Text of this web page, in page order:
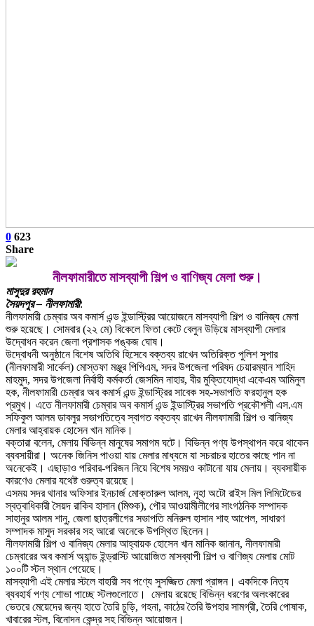
0 623
Share
নীলফামারীতে মাসব্যাপী শিল্প ও বাণিজ্য মেলা শুরু।
মাসুদুর রহমান
সৈয়দপুর – নীলফামারী:
নীলফামারী চেম্বার অব কমার্স এন্ড ইন্ডাস্ট্রির আয়োজনে মাসব্যাপী শিল্প ও বানিজ্য মেলা
শুরু হয়েছে। সোমবার (২২ মে) বিকেলে ফিতা কেটে বেলুন উড়িয়ে মাসব্যাপী মেলার
উদ্বোধন করেন জেলা প্রশাসক পঙ্কজ ঘোষ।
উদ্বোধনী অনুষ্ঠানে বিশেষ অতিথি হিসেবে বক্তব্য রাখেন অতিরিক্ত পুলিশ সুপার
(নীলফামারী সার্কেল) মোস্তফা মঞ্জুর পিপিএম, সদর উপজেলা পরিষদ চেয়ারম্যান শাহিদ
মাহমুদ, সদর উপজেলা নির্বাহী কর্মকর্তা জেসমিন নাহার, বীর মুক্তিযোদ্ধা একেএম আমিনুল
হক, নীলফামারী চেম্বার অব কমার্স এন্ড ইন্ডাস্ট্রির সাবেক সহ-সভাপতি ফরহানুল হক
প্রমুখ। এতে নীলফামারী চেম্বার অব কমার্স এন্ড ইন্ডাস্ট্রির সভাপতি প্রকৌশলী এস.এম
সফিকুল আলম ডাবলুর সভাপতিত্বে স্বাগত বক্তব্য রাখেন নীলফামারী শিল্প ও বানিজ্য
মেলার আহ্বায়ক হোসেন খান মানিক।
বক্তারা বলেন, মেলায় বিভিন্ন মানুষের সমাগম ঘটে। বিভিন্ন পণ্য উপস্থাপন করে থাকেন
ব্যবসায়ীরা। অনেক জিনিস পাওয়া যায় মেলার মাধ্যমে যা সচরাচর হাতের কাছে পান না
অনেকেই। এছাড়াও পরিবার-পরিজন নিয়ে বিশেষ সময়ও কাটানো যায় মেলায়। ব্যবসায়ীক
কারণেও মেলার যথেষ্ট গুরুত্ব রয়েছে।
এসময় সদর থানার অফিসার ইনচার্জ মোক্তারুল আলম, নূহা অটো রাইস মিল লিমিটেডের
স্বত্বাধিকারী সৈয়দ রাকিব হাসান (মিশুক), পৌর আওয়ামীলীগের সাংগঠনিক সম্পাদক
সাহানুর আলম শানু, জেলা ছাত্রলীগের সভাপতি মনিরুল হাসান শাহ আপেল, সাধারণ
সম্পাদক মাসুদ সরকার সহ আরো অনেকে উপস্থিত ছিলেন।
নীলফামারী শিল্প ও বানিজ্য মেলার আহ্বায়ক হোসেন খান মানিক জানান, নীলফামারী
চেম্বারের অব কমার্স অ্যান্ড ইন্ড্রাস্টি আয়োজিত মাসব্যাপী শিল্প ও বাণিজ্য মেলায় মোট
১০০টি স্টল স্থান পেয়েছে।
মাসব্যাপী এই মেলার স্টলে বাহারী সব পণ্যে সুসজ্জিত মেলা প্রাঙ্গন। একদিকে নিত্য
ব্যবহার্য পণ্য শোভা পাচ্ছে স্টলগুলোতে। মেলায় রয়েছে বিভিন্ন ধরণের অলংকারের
ভেতরে মেয়েদের জন্য হাতে তৈরি চুড়ি, গহনা, কাঠের তৈরি উপহার সামগ্রী, তৈরি পোষাক,
খাবারের স্টল, বিনোদন কেন্দ্র সহ বিভিন্ন আয়োজন।